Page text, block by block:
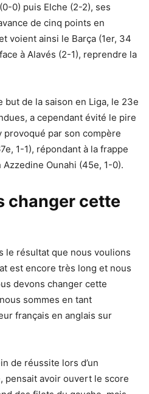
0) puis Elche (2-2), ses
de cinq points en
voient ainsi le Barça (1er, 34
à Alavés (2-1), reprendre la
but de la saison en Liga, le 23e
a cependant évité le pire
par son compère
1-1), répondant à la frappe
Ounahi (45e, 1-0).
changer cette
le résultat que nous voulions
est encore très long et nous
devons changer cette
sommes en tant
français en anglais sur
de réussite lors d’un
pensait avoir ouvert le score